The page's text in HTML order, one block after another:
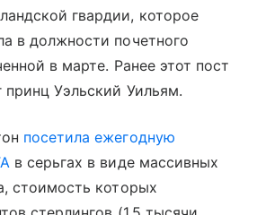
гвардии, которое
в должности почетного
в марте. Ранее этот пост
принц Уэльский Уильям.
посетила ежегодную
в серьгах в виде массивных
стоимость которых